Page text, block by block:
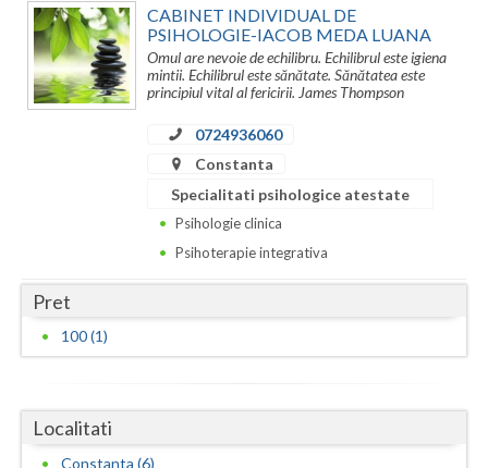
Vaslui
Vrancea
CABINET INDIVIDUAL DE
PSIHOLOGIE-IACOB MEDA LUANA
Omul are nevoie de echilibru. Echilibrul este igiena
mintii. Echilibrul este sănătate. Sănătatea este
principiul vital al fericirii. James Thompson
0724936060
Constanta
Specialitati psihologice atestate
Psihologie clinica
Psihoterapie integrativa
Pret
100 (1)
Localitati
Constanta (6)